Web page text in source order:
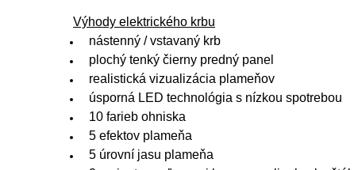
Výhody elektrického krbu
nástenný / vstavaný krb
plochý tenký čierny predný panel
realistická vizualizácia plameňov
úsporná LED technológia s nízkou spotrebou
10 farieb ohniska
5 efektov plameňa
5 úrovní jasu plameňa